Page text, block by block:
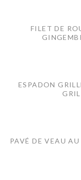
FILET DE
ESPADON
PAVÉ DE VEAU